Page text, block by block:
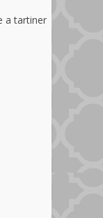
a tartiner